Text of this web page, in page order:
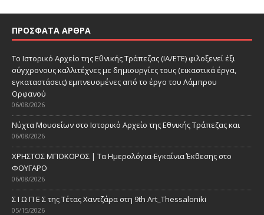
ΠΡΌΣΦΑΤΑ ΆΡΘΡΑ
Το Ιστορικό Αρχείο της Εθνικής Τράπεζας (ΙΑ/ΕΤΕ) φιλοξενεί έξι
σύγχρονους καλλιτέχνες με δημιουργίες τους (εικαστικά έργα,
εγκαταστάσεις) εμπνευσμένες από το έργο του Λάμπρου
Ορφανού
06/08/2026
Νύχτα Μουσείων στο Ιστορικό Αρχείο της Εθνικής Τράπεζας και
06/08/2026
ΧΡΗΣΤΟΣ ΜΠΟΚΟΡΟΣ | Τα Ημερολόγια-Εγκαίνια Έκθεσης στο
ΦΟΥΓΑΡΟ
06/08/2026
Σ Ι Ω Π Ε Σ της Τέτας Χαντζάρα στη 9th Art_Thessaloniki
05/15/2026